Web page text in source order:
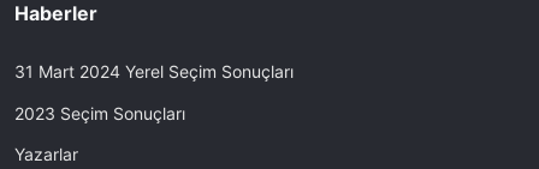
Haberler
31 Mart 2024 Yerel Seçim Sonuçları
2023 Seçim Sonuçları
Yazarlar